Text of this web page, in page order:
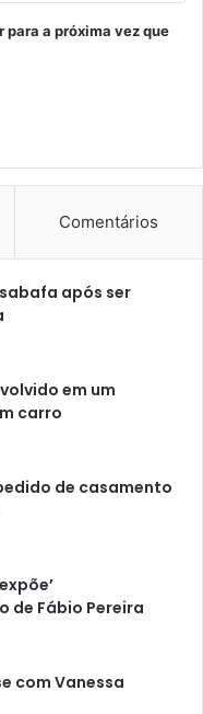
para a próxima vez que
Comentários
após ser
em um
carro
de casamento
de Fábio Pereira
com Vanessa